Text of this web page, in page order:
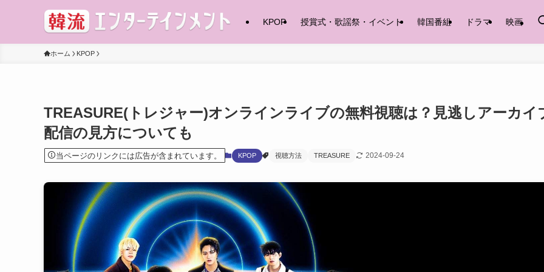
KPOP 授賞式・歌謡祭・イベント 韓国番組 ドラマ 映画
ホーム KPOP
TREASURE(トレジャー)オンラインライブの無料視聴は？見逃しアーカイ
配信の見方についても
当ページのリンクには広告が含まれています。 KPOP 視聴方法 TREASURE 2024-09-24